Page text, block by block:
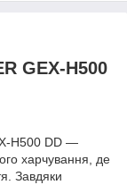
GEX-H500
H500 DD —
харчування, де
Завдяки